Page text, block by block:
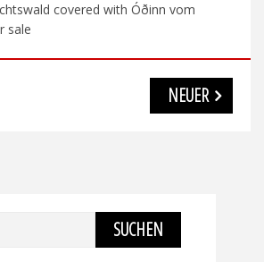
covered with Óðinn vom
sale
NEUER